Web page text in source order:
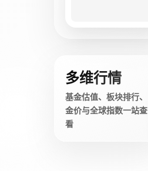
多维行情
基金估值、板块排行、
金价与全球指数一站查
看